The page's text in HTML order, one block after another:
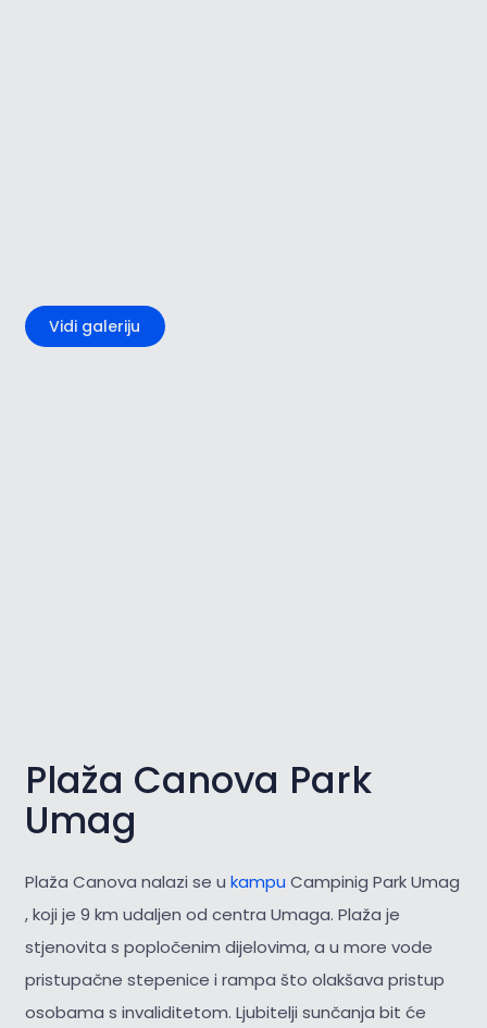
Vidi galeriju
Plaža Canova Park
Umag
Plaža Canova nalazi se u kampu Campinig Park Umag
, koji je 9 km udaljen od centra Umaga. Plaža je
stjenovita s popločenim dijelovima, a u more vode
pristupačne stepenice i rampa što olakšava pristup
osobama s invaliditetom. Ljubitelji sunčanja bit će